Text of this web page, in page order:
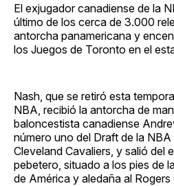
El exjugador canadiense de la
último de los cerca de 3.000
antorcha panamericana y
los Juegos de Toronto en el
Nash, que se retiró esta
NBA, recibió la antorcha de
baloncestista canadiense
número uno del Draft de la
Cleveland Cavaliers, y salió del
pebetero, situado a los pies de
de América y aledaña al Rogers